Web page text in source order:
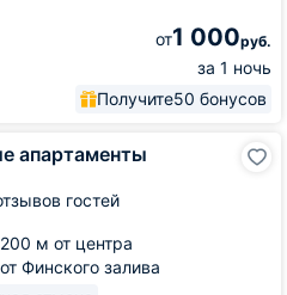
от1 000руб.
за 1 ночь
Получите50 бонусов
апартаменты
гостей
200 м от центра
Финского залива